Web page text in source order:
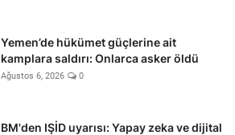
Yemen’de hükümet güçlerine ait
kamplara saldırı: Onlarca asker öldü
Ağustos 6, 2026 0
BM'den IŞİD uyarısı: Yapay zeka ve dijital